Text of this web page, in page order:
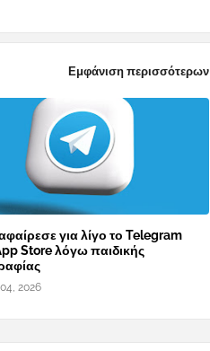
Εμφάνιση περισσότερων
για λίγο το Telegram
Store λόγω παιδικής
2026